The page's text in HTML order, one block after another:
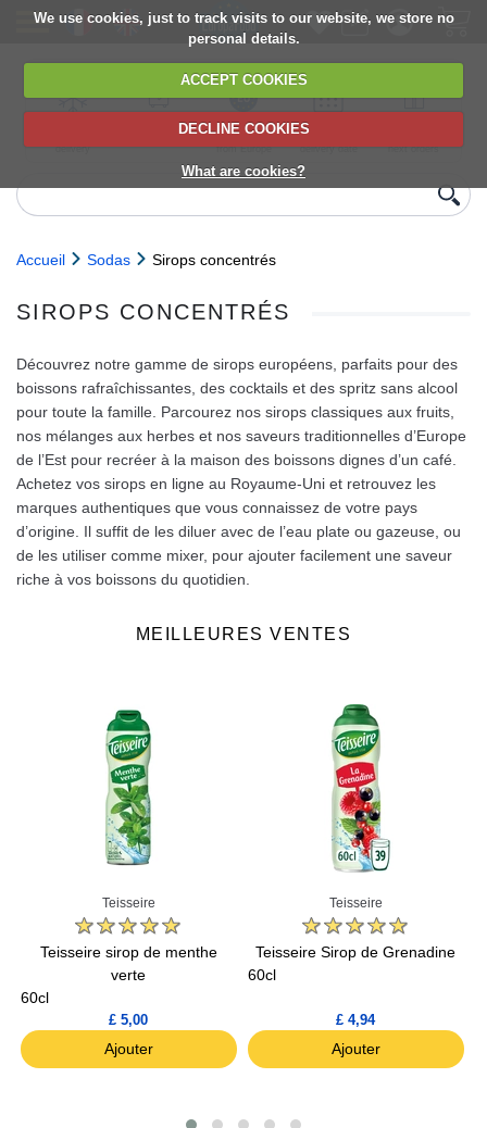
We use cookies, just to track visits to our website, we store no
personal details.
ACCEPT COOKIES
DECLINE COOKIES
What are cookies?
delivery
6,000+ products
Direct import
from Europe
Choose your
delivery date
next orders
Accueil Sodas Sirops concentrés
SIROPS CONCENTRÉS
Découvrez notre gamme de sirops européens, parfaits pour des
boissons rafraîchissantes, des cocktails et des spritz sans alcool
pour toute la famille. Parcourez nos sirops classiques aux fruits,
nos mélanges aux herbes et nos saveurs traditionnelles d’Europe
de l’Est pour recréer à la maison des boissons dignes d’un café.
Achetez vos sirops en ligne au Royaume‑Uni et retrouvez les
marques authentiques que vous connaissez de votre pays
d’origine. Il suffit de les diluer avec de l’eau plate ou gazeuse, ou
de les utiliser comme mixer, pour ajouter facilement une saveur
riche à vos boissons du quotidien.
MEILLEURES VENTES
Teisseire
Teisseire sirop de menthe
verte
60cl
£ 5,00
Ajouter
Teisseire
Teisseire Sirop de Grenadine
60cl
£ 4,94
Ajouter